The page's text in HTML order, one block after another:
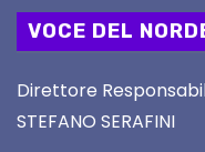
VOCE DEL
Direttore
STEFANO SERAFINI